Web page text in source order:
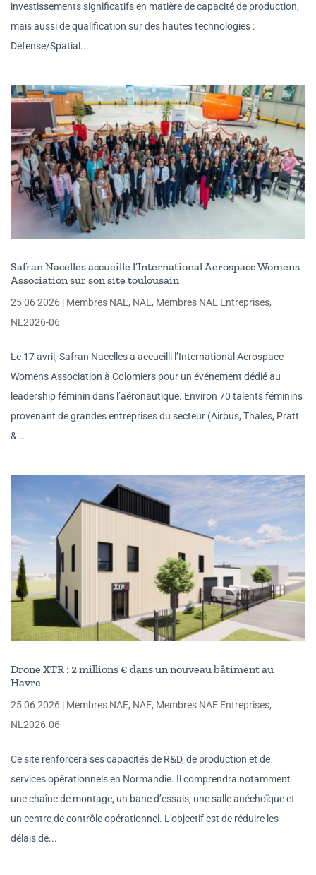
investissements significatifs en matière de capacité de production,
mais aussi de qualification sur des hautes technologies :
Défense/Spatial....
Safran Nacelles accueille l’International Aerospace Womens
Association sur son site toulousain
25 06 2026 | Membres NAE, NAE, Membres NAE Entreprises,
NL2026-06
Le 17 avril, Safran Nacelles a accueilli l’International Aerospace
Womens Association à Colomiers pour un événement dédié au
leadership féminin dans l’aéronautique. Environ 70 talents féminins
provenant de grandes entreprises du secteur (Airbus, Thales, Pratt
&...
Drone XTR : 2 millions € dans un nouveau bâtiment au
Havre
25 06 2026 | Membres NAE, NAE, Membres NAE Entreprises,
NL2026-06
Ce site renforcera ses capacités de R&D, de production et de
services opérationnels en Normandie. Il comprendra notamment
une chaîne de montage, un banc d’essais, une salle anéchoïque et
un centre de contrôle opérationnel. L’objectif est de réduire les
délais de...